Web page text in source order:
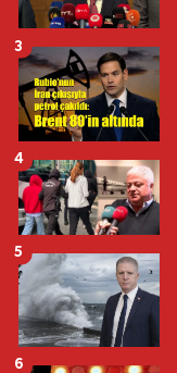
3
4
5
6